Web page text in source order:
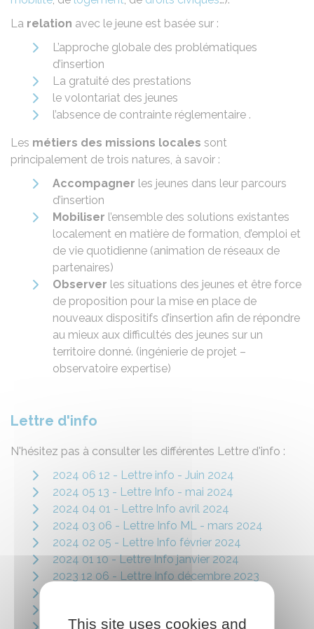
La relation avec le jeune est basée sur :
L’approche globale des problématiques
d’insertion
La gratuité des prestations
le volontariat des jeunes
l’absence de contrainte réglementaire .
Les métiers des missions locales sont
principalement de trois natures, à savoir :
Accompagner les jeunes dans leur parcours
d’insertion
Mobiliser l’ensemble des solutions existantes
localement en matière de formation, d’emploi et
de vie quotidienne (animation de réseaux de
partenaires)
Observer les situations des jeunes et être force
de proposition pour la mise en place de
nouveaux dispositifs d’insertion afin de répondre
au mieux aux difficultés des jeunes sur un
territoire donné. (ingénierie de projet –
observatoire expertise)
Lettre d'info
N'hésitez pas à consulter les différentes Lettre d'info :
2024 06 12 - Lettre info - Juin 2024
2024 05 13 - Lettre Info - mai 2024
2024 04 01 - Lettre Info avril 2024
2024 03 06 - Lettre Info ML - mars 2024
2024 02 05 - Lettre Info février 2024
2024 01 10 - Lettre Info janvier 2024
2023 12 06 - Lettre Info décembre 2023
This site uses cookies and